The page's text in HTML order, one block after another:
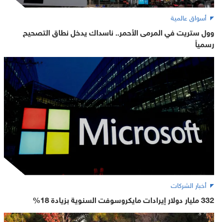
أسواق عالمية
وول ستريت في المرمى الأحمر.. ناسداك يدخل نطاق التصحيح
رسمياً
أخبار الشركات
332 مليار دولار إيرادات مايكروسوفت السنوية بزيادة 18%